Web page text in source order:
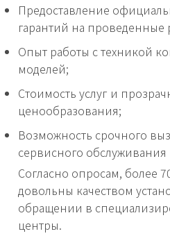
Предоставление
гарантий на проведенные
Опыт работы с техникой
моделей;
Стоимость услуг и
ценообразования;
Возможность срочного
сервисного обслуживания
Согласно опросам, более
довольны качеством
обращении в
центры.